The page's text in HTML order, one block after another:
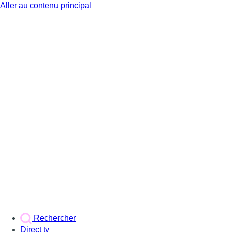
Aller au contenu principal
Rechercher
Direct tv